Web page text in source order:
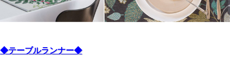
◆テーブルランナー◆